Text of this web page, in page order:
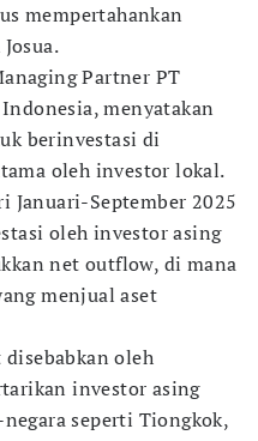
mempertahankan
Partner PT
menyatakan
berinvestasi di
oleh investor lokal.
Januari-September 2025
oleh investor asing
net outflow, di mana
menjual aset
oleh
investor asing
seperti Tiongkok,